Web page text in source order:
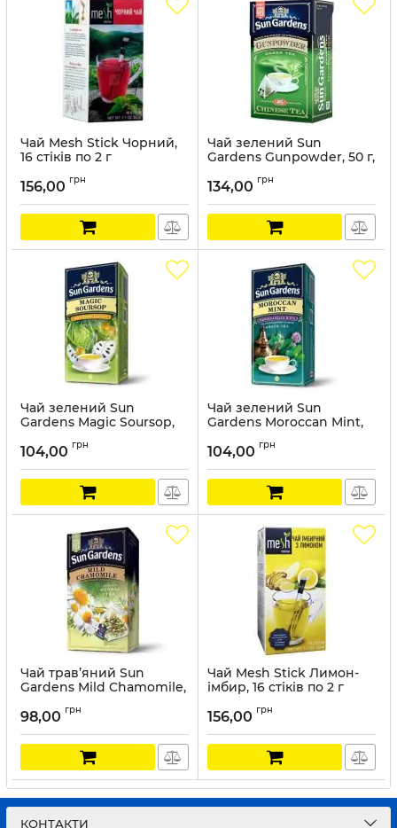
Чай Mesh Stick Чорний,
16 стіків по 2 г
156,00 грн
Чай зелений Sun
Gardens Gunpowder, 50 г,
Артикул: SG025
134,00 грн
Чай зелений Sun
Gardens Magic Soursop,
Артикул: SG024
104,00 грн
Чай зелений Sun
Gardens Moroccan Mint,
Артикул: SG023
104,00 грн
Чай трав’яний Sun
Gardens Mild Chamomile,
Артикул: SG021
98,00 грн
Чай Mesh Stick Лимон-
імбир, 16 стіків по 2 г
156,00 грн
КОНТАКТИ